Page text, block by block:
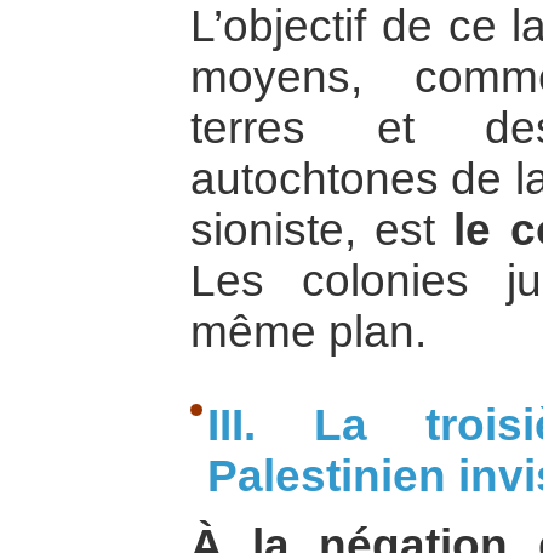
L’objectif de ce
moyens,
terres et
autochtones de
sioniste, est
le
Les colonies
même plan.
III. La
Palestinien